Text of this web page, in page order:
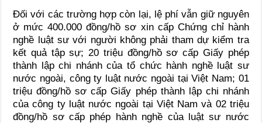
Đối với các trường hợp còn lại, lệ phí vẫn giữ nguyên
ở mức 400.000 đồng/hồ sơ xin cấp Chứng chỉ hành
nghề luật sư với người không phải tham dự kiểm tra
kết quả tập sự; 20 triệu đồng/hồ sơ cấp Giấy phép
thành lập chi nhánh của tổ chức hành nghề luật sư
nước ngoài, công ty luật nước ngoài tại Việt Nam; 01
triệu đồng/hồ sơ cấp Giấy phép thành lập chi nhánh
của công ty luật nước ngoài tại Việt Nam và 02 triệu
đồng/hồ sơ cấp phép hành nghề của luật sư nước